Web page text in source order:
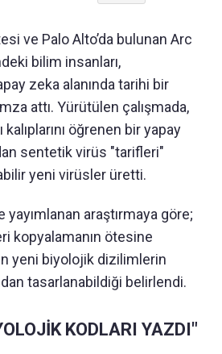
ve Palo Alto’da bulunan Arc
bilim insanları,
zeka alanında tarihi bir
attı. Yürütülen çalışmada,
kalıplarını öğrenen bir yapay
sentetik virüs "tarifleri"
yeni virüsler üretti.
araştırmaya göre;
kopyalamanın ötesine
yeni biyolojik dizilimlerin
tasarlanabildiği belirlendi.
KODLARI YAZDI"